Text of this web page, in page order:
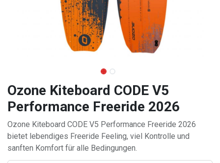
Ozone Kiteboard CODE V5
Performance Freeride 2026
Ozone Kiteboard CODE V5 Performance Freeride 2026
bietet lebendiges Freeride Feeling, viel Kontrolle und
sanften Komfort für alle Bedingungen.